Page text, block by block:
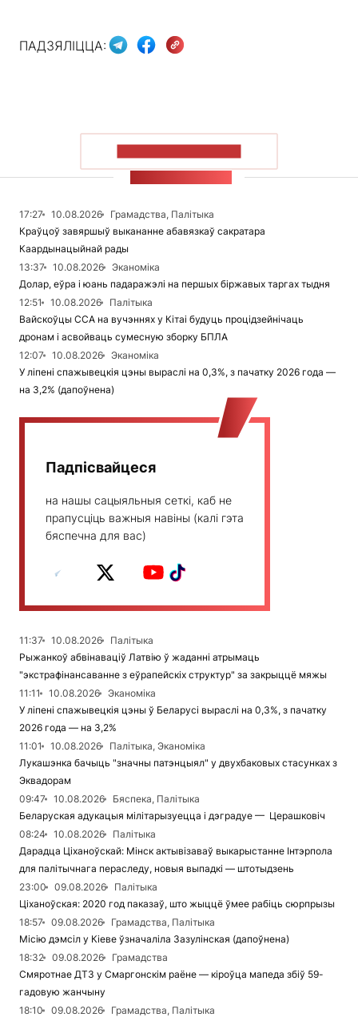
ПАДЗЯЛІЦЦА:
17:27 10.08.2026
Грамадства, Палітыка
Краўцоў завяршыў выкананне абавязкаў сакратара
Каардынацыйнай рады
13:37
10.08.2026
Эканоміка
Долар, еўра і юань падаражэлі на першых біржавых таргах тыдня
12:51
10.08.2026
Палітыка
Вайскоўцы ССА на вучэннях у Кітаі будуць процідзейнічаць
дронам і асвойваць сумесную зборку БПЛА
12:07
10.08.2026
Эканоміка
У ліпені спажывецкія цэны выраслі на 0,3%, з пачатку 2026 года —
на 3,2% (дапоўнена)
Падпісвайцеся
на нашы сацыяльныя сеткі, каб не
прапусціць важныя навіны (калі гэта
бяспечна для вас)
11:37 10.08.2026
Палітыка
Рыжанкоў абвінаваціў Латвію ў жаданні атрымаць
"экстрафінансаванне з еўрапейскіх структур" за закрыццё мяжы
11:11
10.08.2026
Эканоміка
У ліпені спажывецкія цэны ў Беларусі выраслі на 0,3%, з пачатку
2026 года — на 3,2%
11:01
10.08.2026
Палітыка, Эканоміка
Лукашэнка бачыць "значны патэнцыял" у двухбаковых стасунках з
Эквадорам
09:47
10.08.2026
Бяспека, Палітыка
Беларуская адукацыя мілітарызуецца і дэградуе — Церашковіч
08:24
10.08.2026
Палітыка
Дарадца Ціханоўскай: Мінск актывізаваў выкарыстанне Інтэрпола
для палітычнага пераследу, новыя выпадкі — штотыдзень
23:00
09.08.2026
Палітыка
Ціханоўская: 2020 год паказаў, што жыццё ўмее рабіць сюрпрызы
18:57
09.08.2026
Грамадства, Палітыка
Місію дэмсіл у Кіеве ўзначаліла Зазулінская (дапоўнена)
18:32
09.08.2026
Грамадства
Смяротнае ДТЗ у Смаргонскім раёне — кіроўца мапеда збіў 59-
гадовую жанчыну
18:10
09.08.2026
Грамадства, Палітыка